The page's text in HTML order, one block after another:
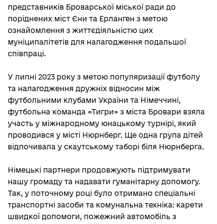
представників Броварської міської ради до
поріднених міст Єни та Ерланген з метою
ознайомлення з життєдіяльністю цих
муніципалітетів для налагодження подальшої
співпраці.
У липні 2023 року з метою популяризації футболу
та налагодження дружніх відносин між
футбольними клубами України та Німеччині,
футбольна команда «Тигри» з міста Бровари взяла
участь у міжнародному юнацькому турнірі, який
проводився у місті Нюрнберг. Ще одна група дітей
відпочивала у скаутському таборі біля Нюрнберга.
Німецькі партнери продовжують підтримувати
нашу громаду та надавати гуманітарну допомогу.
Так, у поточному році було отримано спеціальні
транспортні засоби та комунальна техніка: карети
швидкої допомоги, пожежний автомобіль з